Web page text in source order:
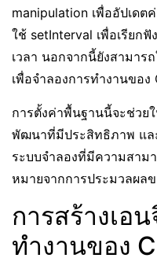
manipulation เพื่ออัปเดต
ใช้ setInterval เพื่อเรียก
เวลา นอกจากนี้ยังสามาร
เพื่อจำลองการทำงานของ
การตั้งค่าพื้นฐานนี้จะช่วย
พัฒนาที่มีประสิทธิภาพ แล
ระบบจำลองที่มีความสาม
หมายจากการประมวลผล
การสร้างเอ
ทำงานของ